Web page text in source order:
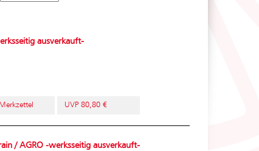
ausverkauft-
Merkzettel UVP 80,80 €
/ AGRO -werksseitig ausverkauft-